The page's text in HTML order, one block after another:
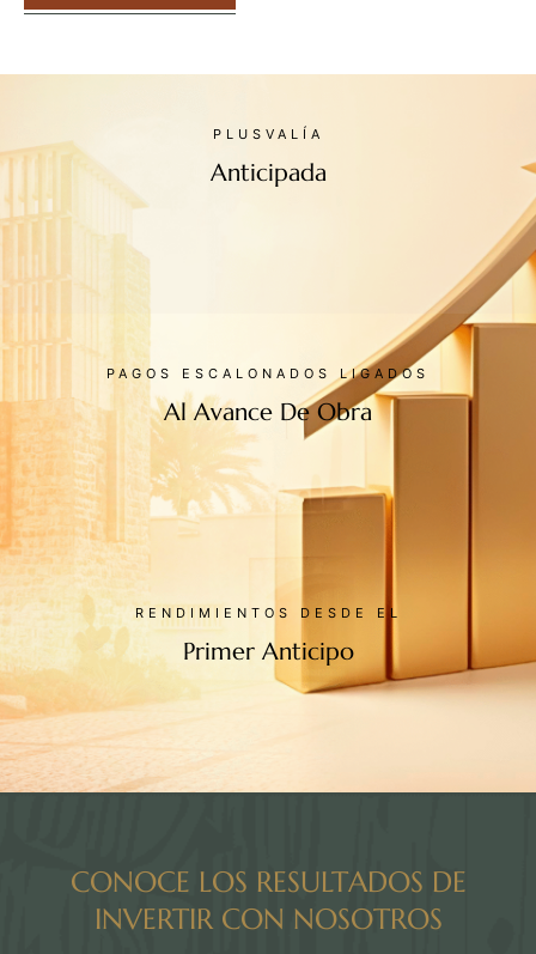
PLUSVALÍA
Anticipada
PAGOS ESCALONADOS LIGADOS
Al Avance De Obra
RENDIMIENTOS DESDE EL
Primer Anticipo
CONOCE LOS RESULTADOS DE
INVERTIR CON NOSOTROS